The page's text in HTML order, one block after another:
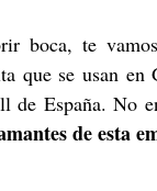
boca, te
que se usan
de España. No
de esta